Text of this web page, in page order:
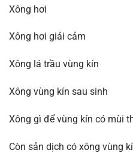
Xông hơi
Xông hơi giải cảm
Xông lá trầu vùng kín
Xông vùng kín sau sinh
Xông gì để vùng kín có mùi
Còn sản dịch có xông vùng